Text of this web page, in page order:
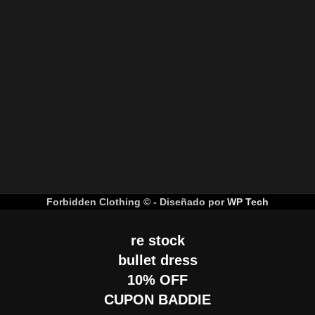
Forbidden Clothing © - Diseñado porWP Tech
re stock
bullet dress
10% OFF
CUPON BADDIE